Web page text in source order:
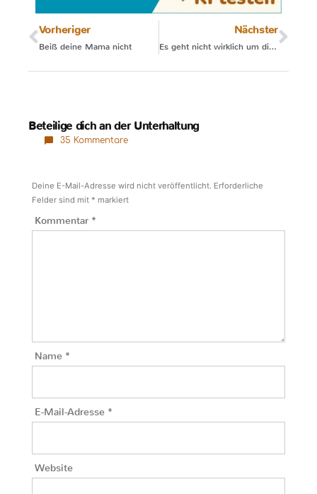
Vorheriger
Beiß deine Mama nicht
Nächster
Es geht nicht wirklich um die Milch!
Beteilige dich an der Unterhaltung
35 Kommentare
Deine E-Mail-Adresse wird nicht veröffentlicht. Erforderliche
Felder sind mit * markiert
Kommentar *
Name *
E-Mail-Adresse *
Website